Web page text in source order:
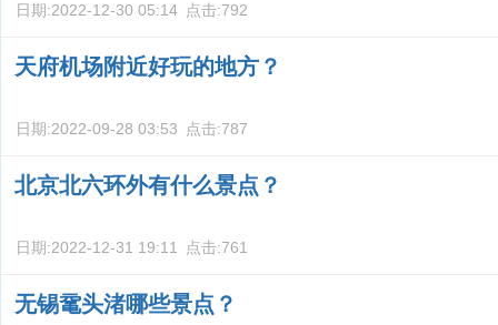
日期:2022-12-30 05:14 点击:792
天府机场附近好玩的地方？
日期:2022-09-28 03:53 点击:787
北京北六环外有什么景点？
日期:2022-12-31 19:11 点击:761
无锡鼋头渚哪些景点？